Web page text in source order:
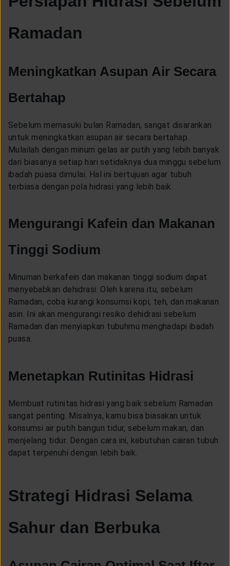
Ramadan
Meningkatkan Asupan Air Secara
Bertahap
Sebelum memasuki bulan Ramadan, sangat disarankan
untuk meningkatkan asupan air secara bertahap.
Mulailah dengan minum gelas air putih yang lebih banyak
dari biasanya setiap hari setidaknya dua minggu sebelum
ibadah puasa dimulai. Hal ini bertujuan agar tubuh
terbiasa dengan pola hidrasi yang lebih baik.
Mengurangi Kafein dan Makanan
Tinggi Sodium
Minuman berkafein dan makanan tinggi sodium dapat
menyebabkan dehidrasi. Oleh karena itu, sebelum
Ramadan, coba kurangi konsumsi kopi, teh, dan makanan
asin. Ini akan mengurangi resiko dehidrasi sebelum
Ramadan dan menyiapkan tubuhmu menghadapi ibadah
puasa.
Menetapkan Rutinitas Hidrasi
Membuat rutinitas hidrasi yang baik sebelum Ramadan
sangat penting. Misalnya, kamu bisa biasakan untuk
konsumsi air putih bangun tidur, sebelum makan, dan
menjelang tidur. Dengan cara ini, kebutuhan cairan tubuh
dapat terpenuhi dengan lebih baik.
Strategi Hidrasi Selama
Sahur dan Berbuka